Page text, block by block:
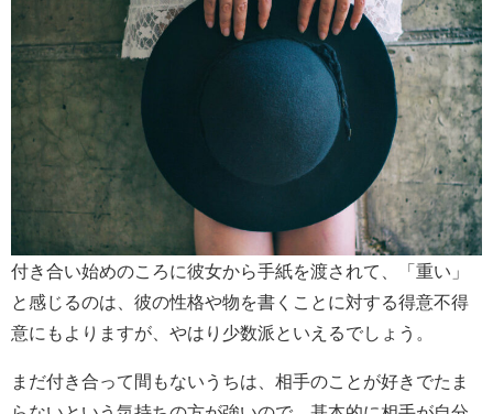
付き合い始めのころに彼女から手紙を渡されて、「重い」
と感じるのは、彼の性格や物を書くことに対する得意不得
意にもよりますが、やはり少数派といえるでしょう。
まだ付き合って間もないうちは、相手のことが好きでたま